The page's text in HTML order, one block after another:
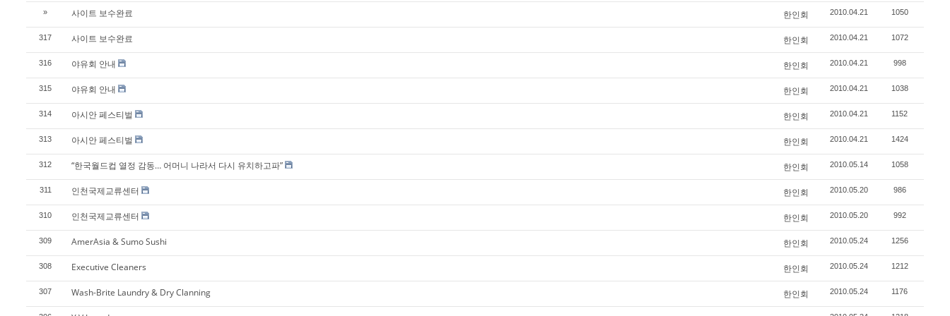
» 사이트 보수완료 한인회 2010.04.21 1050
317 사이트 보수완료 한인회 2010.04.21 1072
316 야유회 안내 한인회 2010.04.21 998
315 야유회 안내 한인회 2010.04.21 1038
314 아시안 페스티벌 한인회 2010.04.21 1152
313 아시안 페스티벌 한인회 2010.04.21 1424
312 “한국월드컵 열정 감동… 어머니 나라서 다시 유치하고파” 한인회 2010.05.14 1058
311 인천국제교류센터 한인회 2010.05.20 986
310 인천국제교류센터 한인회 2010.05.20 992
309 AmerAsia & Sumo Sushi 한인회 2010.05.24 1256
308 Executive Cleaners 한인회 2010.05.24 1212
307 Wash-Brite Laundry & Dry Clanning 한인회 2010.05.24 1176